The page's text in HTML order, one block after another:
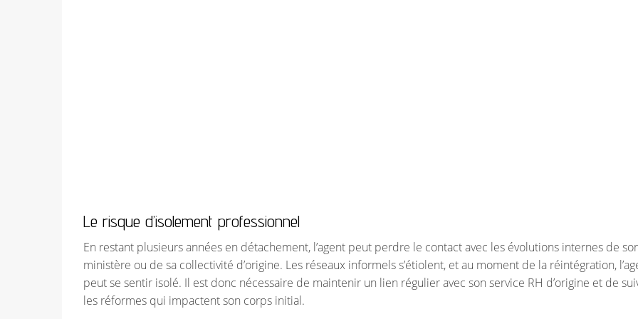
Le risque d’isolement professionnel
En restant plusieurs années en détachement, l’agent peut perdre le contact avec les évolutions internes de
ministère ou de sa collectivité d’origine. Les réseaux informels s’étiolent, et au moment de la réintégration,
peut se sentir isolé. Il est donc nécessaire de maintenir un lien régulier avec son service RH d’origine et de
les réformes qui impactent son corps initial.